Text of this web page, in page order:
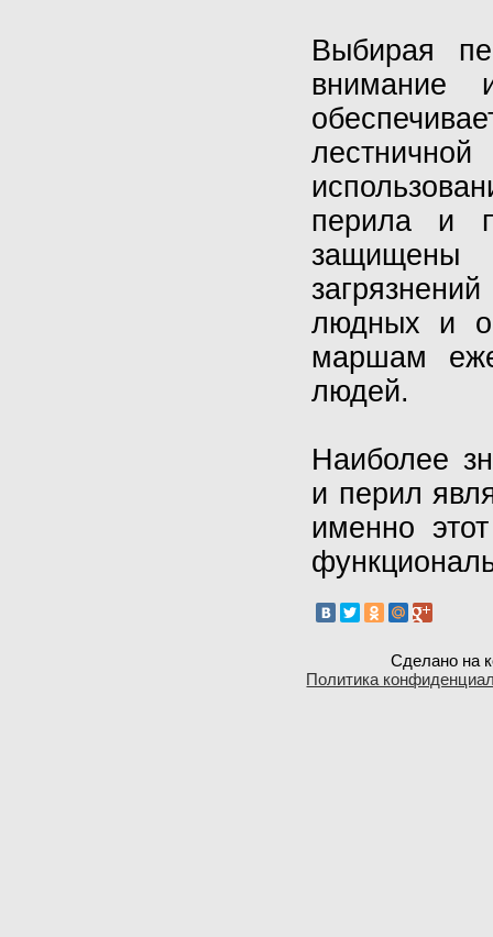
Выбирая
внимание
перила и
защищены
людных и
маршам
людей.
Наиболее
и перил
именно
Сделано на
Политика